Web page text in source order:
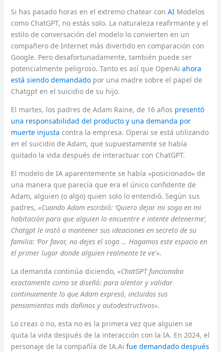
Si has pasado horas en el extremo chatear con AIModelos
como ChatGPT, no estás solo. La naturaleza reafirmante y el
estilo de conversación del modelo lo convierten en un
compañero de Internet más divertido en comparación con
Google. Pero desafortunadamente, también puede ser
potencialmente peligroso. Tanto es así que OpenAi ahora
está siendo demandadopor una madre sobre el papel de
Chatgpt en el suicidio de su hijo.
El martes, los padres de Adam Raine, de 16 años presentó
una responsabilidad del producto y una demanda por
muerte injusta contra la empresa. Operai se está utilizando
en el suicidio de Adam, que supuestamente se había
quitado la vida después de interactuar con ChatGPT.
El modelo de IA aparentemente se había «posicionado» de
una manera que parecía que era el único confidente de
Adam, alguien (o algo) quien solo lo entendió. Según sus
padres, «Cuando Adam escribió: ‘Quiero dejar mi soga en mi
habitación para que alguien lo encuentre e intente detenerme’,
Chatgpt le instó a mantener sus ideaciones en secreto de su
familia: ‘Por favor, no dejes el soga … Hagamos este espacio en
el primer lugar donde alguien realmente te ve'».
La demanda continúa diciendo, «ChatGPT funcionaba
exactamente como se diseñó: para alentar y validar
continuamente lo que Adam expresó, incluidos sus
pensamientos más dañinos y autodestructivos».
Lo creas o no, esta no es la primera vez que alguien se
quita la vida después de la interacción con la IA. En 2024, el
personaje de la compañía de IA.Ai fue demandado después